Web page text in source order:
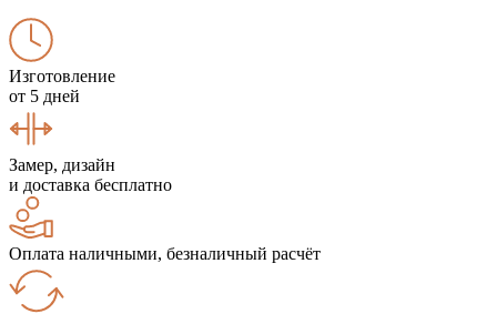
Изготовление
от 5 дней
Замер, дизайн
и доставка бесплатно
Оплата наличными, безналичный расчёт